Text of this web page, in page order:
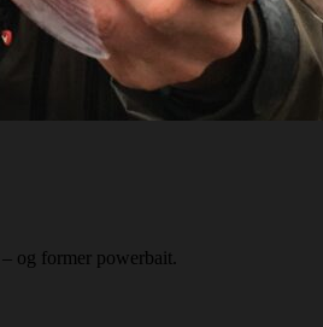
og former powerbait.